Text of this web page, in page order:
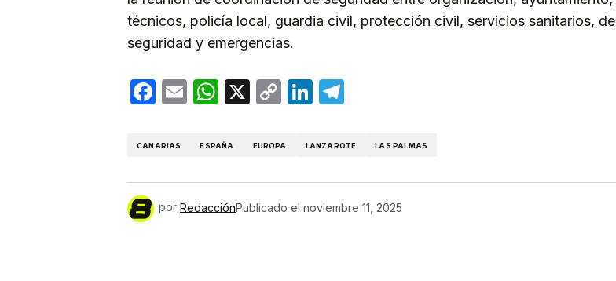
técnicos, policía local, guardia civil, protección civil, servicios sanitarios, de
seguridad y emergencias.
Facebook
EmailWhatsApp
X
CopyLinkedIn
CANARIAS ESPAÑA EUROPA LANZAROTE LAS PALMAS
por RedacciónPublicado el noviembre 11, 2025